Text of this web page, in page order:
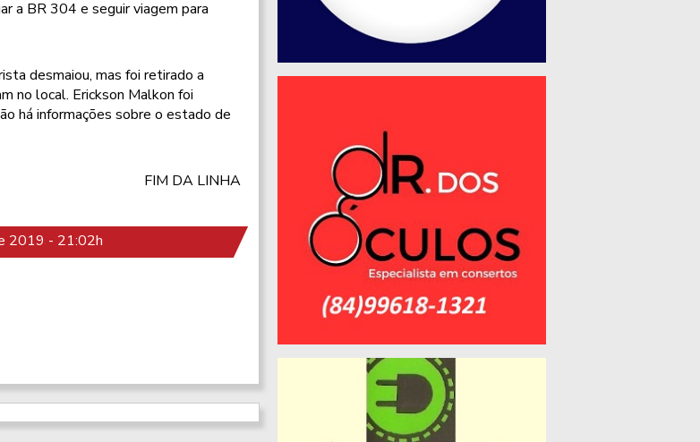
a BR 304 e seguir viagem para
desmaiou, mas foi retirado a
no local. Erickson Malkon foi
há informações sobre o estado de
FIM DA LINHA
2019 - 21:02h